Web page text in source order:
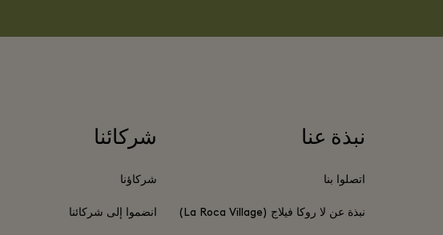
نبذة عنا
اتصلوا بنا
نبذة عن لا روكا فيلاج (La Roca Village)
شركائنا
شركاؤنا
انضموا إلى شركائنا